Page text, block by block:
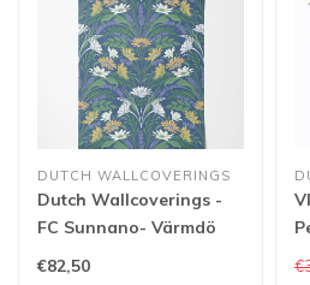
DUTCH WALLCOVERINGS
Dutch Wallcoverings -
FC Sunnano- Värmdö
Blue/yellow - 24116
€82,50